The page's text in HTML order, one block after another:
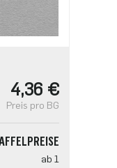
4,36 €
Preis pro BG
ab 1